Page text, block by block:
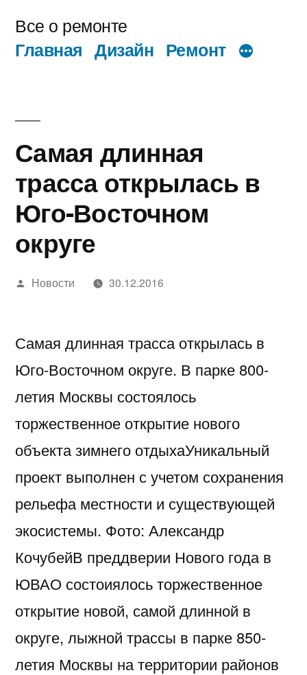
содержимому
Все о ремонте
Главная Дизайн Ремонт
Самая длинная
трасса открылась в
Юго-Восточном
округе
Написано
Новости 30.12.2016
Самая длинная трасса открылась в
Юго-Восточном округе. В парке 800-
летия Москвы состоялось
торжественное открытие нового
объекта зимнего отдыхаУникальный
проект выполнен с учетом сохранения
рельефа местности и существующей
экосистемы. Фото: Александр
КочубейВ преддверии Нового года в
ЮВАО состоиялось торжественное
открытие новой, самой длинной в
округе, лыжной трассы в парке 850-
летия Москвы на территории районов